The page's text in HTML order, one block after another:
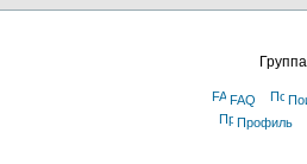
FAQ
Профиль